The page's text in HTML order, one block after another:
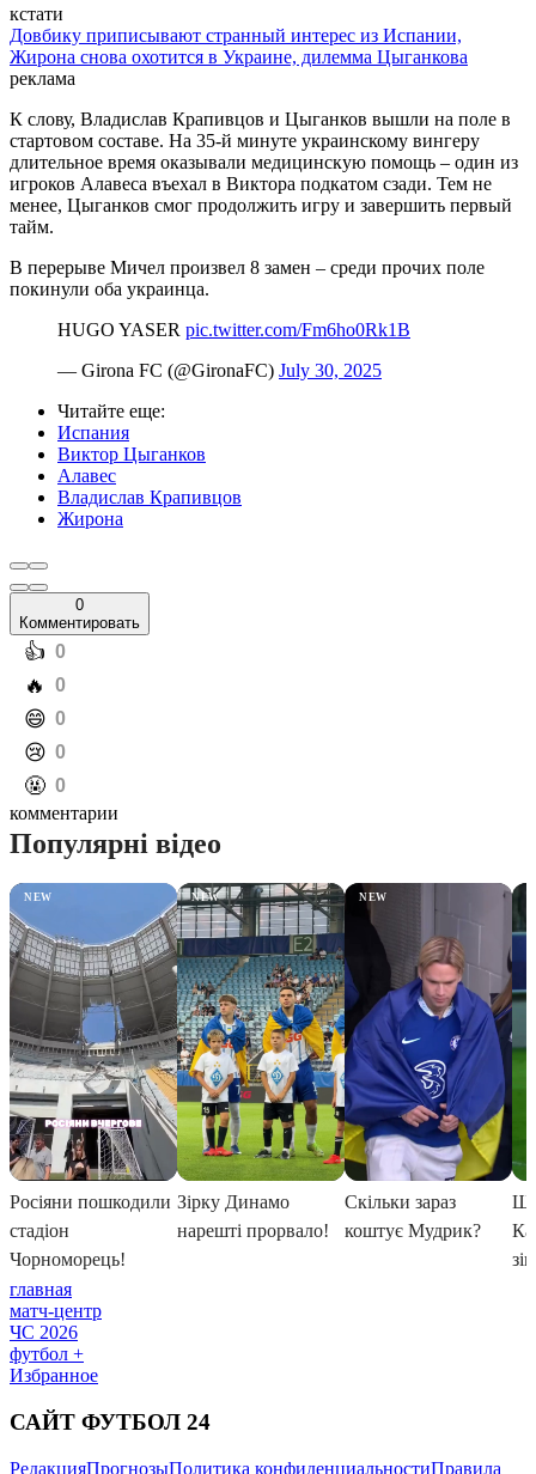
кстати
Довбику приписывают странный интерес из Испании,
Жирона снова охотится в Украине, дилемма Цыганкова
реклама
К слову, Владислав Крапивцов и Цыганков вышли на поле в
стартовом составе. На 35-й минуте украинскому вингеру
длительное время оказывали медицинскую помощь – один из
игроков Алавеса въехал в Виктора подкатом сзади. Тем не
менее, Цыганков смог продолжить игру и завершить первый
тайм.
В перерыве Мичел произвел 8 замен – среди прочих поле
покинули оба украинца.
HUGO YASER pic.twitter.com/Fm6ho0Rk1B
— Girona FC (@GironaFC) July 30, 2025
Читайте еще:
Испания
Виктор Цыганков
Алавес
Владислав Крапивцов
Жирона
0
Комментировать
️👍 0
️🔥 0
️😄 0
️😢 0
️🤬 0
комментарии
главная
матч-центр
ЧС 2026
футбол +
Избранное
САЙТ ФУТБОЛ 24
РедакцияПрогнозыПолитика конфиденциальностиПравила